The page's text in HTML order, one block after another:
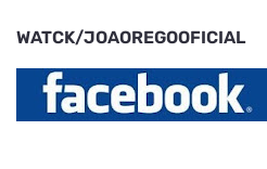
WATCK/JOAOREGOOFICIAL